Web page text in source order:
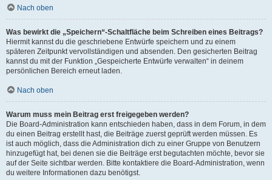
Nach oben
Was bewirkt die „Speichern“-Schaltfläche beim Schreiben eines Beitrags?
Hiermit kannst du die geschriebene Entwürfe speichern und zu einem
späteren Zeitpunkt vervollständigen und absenden. Den gesicherten Beitrag
kannst du mit der Funktion „Gespeicherte Entwürfe verwalten“ in deinem
persönlichen Bereich erneut laden.
Nach oben
Warum muss mein Beitrag erst freigegeben werden?
Die Board-Administration kann entschieden haben, dass in dem Forum, in dem
du einen Beitrag erstellt hast, die Beiträge zuerst geprüft werden müssen. Es
ist auch möglich, dass die Administration dich zu einer Gruppe von Benutzern
hinzugefügt hat, bei denen sie die Beiträge erst begutachten möchte, bevor sie
auf der Seite sichtbar werden. Bitte kontaktiere die Board-Administration, wenn
du weitere Informationen dazu benötigst.